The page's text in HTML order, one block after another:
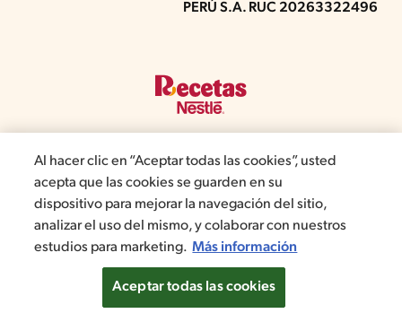
PERÚ S.A. RUC 20263322496
©2019, Nestlé. Marcas registradas por Société del Produits Nestlé,
S.A. Vevey (Suiza)
Términos y Condiciones de Promociones
Aviso de privacidad
Términos y Condiciones de Web
Normas de convivencia
Configuración de cookies
Al hacer clic en “Aceptar todas las cookies”, usted
acepta que las cookies se guarden en su
dispositivo para mejorar la navegación del sitio,
analizar el uso del mismo, y colaborar con nuestros
estudios para marketing. Más información
Aceptar todas las cookies